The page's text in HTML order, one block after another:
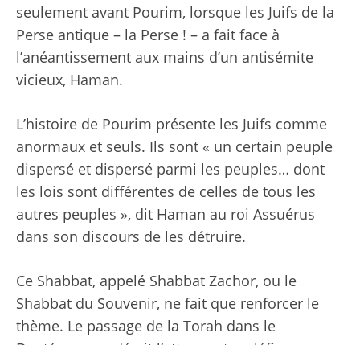
seulement avant Pourim, lorsque les Juifs de la
Perse antique – la Perse ! – a fait face à
l’anéantissement aux mains d’un antisémite
vicieux, Haman.
L’histoire de Pourim présente les Juifs comme
anormaux et seuls. Ils sont « un certain peuple
dispersé et dispersé parmi les peuples… dont
les lois sont différentes de celles de tous les
autres peuples », dit Haman au roi Assuérus
dans son discours de les détruire.
Ce Shabbat, appelé Shabbat Zachor, ou le
Shabbat du Souvenir, ne fait que renforcer le
thème. Le passage de la Torah dans le